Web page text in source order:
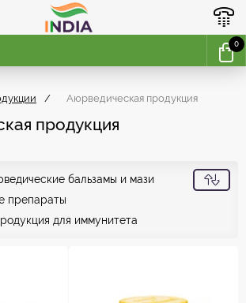
0
/ Аюрведическая продукция
продукция
бальзамы и мази
препараты
для иммунитета